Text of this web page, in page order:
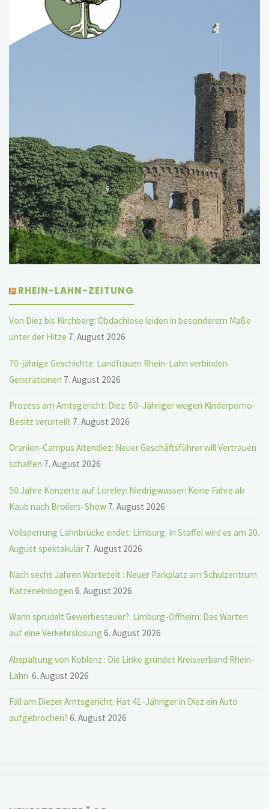
RHEIN-LAHN-ZEITUNG
Von Diez bis Kirchberg: Obdachlose leiden in besonderem Maße
unter der Hitze 7. August 2026
70-jährige Geschichte: Landfrauen Rhein-Lahn verbinden
Generationen 7. August 2026
Prozess am Amtsgericht: Diez: 50–Jähriger wegen Kinderporno-
Besitz verurteilt 7. August 2026
Oranien-Campus Altendiez: Neuer Geschäftsführer will Vertrauen
schaffen 7. August 2026
50 Jahre Konzerte auf Loreley: Niedrigwasser: Keine Fähre ab
Kaub nach Broilers-Show 7. August 2026
Vollsperrung Lahnbrücke endet: Limburg: In Staffel wird es am 20.
August spektakulär 7. August 2026
Nach sechs Jahren Wartezeit : Neuer Parkplatz am Schulzentrum
Katzenelnbogen 6. August 2026
Wann sprudelt Gewerbesteuer?: Limburg-Offheim: Das Warten
auf eine Verkehrslösung 6. August 2026
Abspaltung von Koblenz : Die Linke gründet Kreisverband Rhein-
Lahn 6. August 2026
Fall am Diezer Amtsgericht: Hat 41-Jähriger in Diez ein Auto
aufgebrochen? 6. August 2026